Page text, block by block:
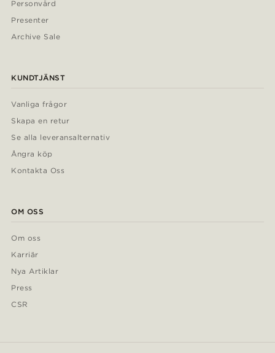
Personvård
Presenter
Archive Sale
KUNDTJÄNST
Vanliga frågor
Skapa en retur
Se alla leveransalternativ
Ångra köp
Kontakta Oss
OM OSS
Om oss
Karriär
Nya Artiklar
Press
CSR